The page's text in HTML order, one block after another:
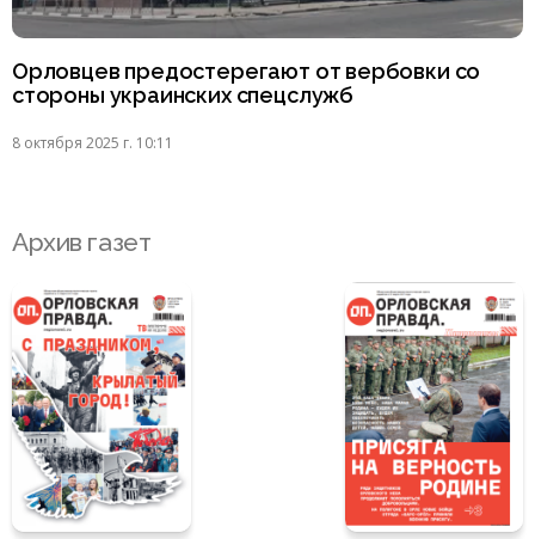
Орловцев предостерегают от вербовки со
стороны украинских спецслужб
8 октября 2025 г. 10:11
Архив газет